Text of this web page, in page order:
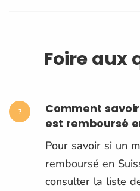
Foire aux
Comment
est remboursé
Pour savoir si un
remboursé en
consulter la liste